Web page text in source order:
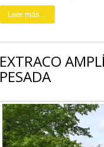
Leer más...
EXTRACO
PESADA